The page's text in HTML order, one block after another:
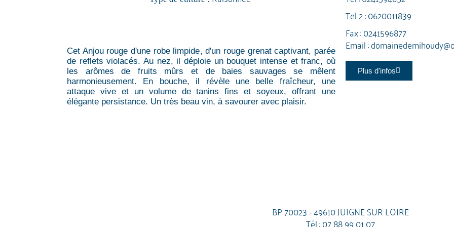
Cet Anjou rouge d'une robe limpide, d'un rouge grenat captivant, parée
de reflets violacés. Au nez, il déploie un bouquet intense et franc, où
les arômes de fruits mûrs et de baies sauvages se mêlent
harmonieusement. En bouche, il révèle une belle fraîcheur, une
attaque vive et un volume de tanins fins et soyeux, offrant une
élégante persistance. Un très beau vin, à savourer avec plaisir.
Tel 2 :0620011839
Fax : 0241596877
Email :
Plus d'infos
BP 70023 - 49610 JUIGNE SUR LOIRE
Tél :07 88 99 01 07